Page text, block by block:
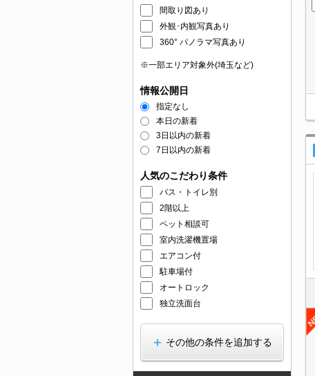
間取り図あり
外観･内観写真あり
360° パノラマ写真あり
※一部エリア対象外(埼玉など)
情報公開日
指定なし
本日の新着
3日以内の新着
7日以内の新着
人気のこだわり条件
バス・トイレ別
2階以上
ペット相談可
室内洗濯機置場
エアコン付
駐車場付
オートロック
独立洗面台
その他の条件を追加する